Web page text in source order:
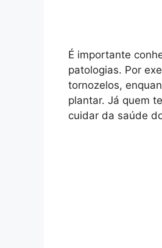
É importante
patologias. Por
tornozelos,
plantar. Já quem
cuidar da saúde